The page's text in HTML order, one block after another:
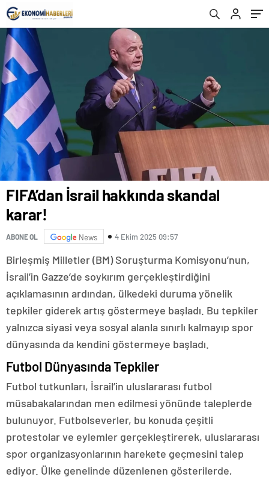
FIFA’dan İsrail hakkında skandal
karar!
ABONE OL News 4 Ekim 2025 09:57
Birleşmiş Milletler (BM) Soruşturma Komisyonu’nun,
İsrail’in Gazze’de soykırım gerçekleştirdiğini
açıklamasının ardından, ülkedeki duruma yönelik
tepkiler giderek artış göstermeye başladı. Bu tepkiler
yalnızca siyasi veya sosyal alanla sınırlı kalmayıp spor
dünyasında da kendini göstermeye başladı.
Futbol Dünyasında Tepkiler
Futbol tutkunları, İsrail’in uluslararası futbol
müsabakalarından men edilmesi yönünde taleplerde
bulunuyor. Futbolseverler, bu konuda çeşitli
protestolar ve eylemler gerçekleştirerek, uluslararası
spor organizasyonlarının harekete geçmesini talep
ediyor. Ülke genelinde düzenlenen gösterilerde,